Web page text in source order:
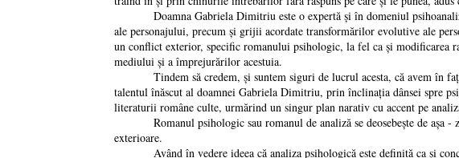
Doamna Gabriela Dimitriu este o expertă şi în domeniul
ale personajului, precum şi grijii acordate transformărilor evolutive ale
un conflict exterior, specific romanului psihologic, la fel ca şi modificarea
mediului şi a împrejurărilor acestuia.
Tindem să credem, şi suntem siguri de lucrul acesta, că avem în
talentul înăscut al doamnei Gabriela Dimitriu, prin înclinația dânsei spre
literaturii române culte, urmărind un singur plan narativ cu accent pe
Romanul psihologic sau romanul de analiză se deosebeşte de aşa -
exterioare.
Având în vedere ideea că analiza psihologică este definită ca şi